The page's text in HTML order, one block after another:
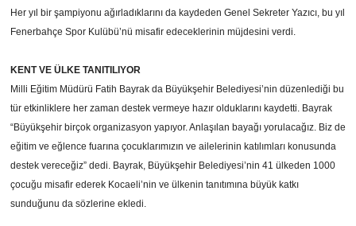
Her yıl bir şampiyonu ağırladıklarını da kaydeden Genel Sekreter Yazıcı, bu yıl
Fenerbahçe Spor Kulübü’nü misafir edeceklerinin müjdesini verdi.
KENT VE ÜLKE TANITILIYOR
Milli Eğitim Müdürü Fatih Bayrak da Büyükşehir Belediyesi’nin düzenlediği bu
tür etkinliklere her zaman destek vermeye hazır olduklarını kaydetti. Bayrak
“Büyükşehir birçok organizasyon yapıyor. Anlaşılan bayağı yorulacağız. Biz de
eğitim ve eğlence fuarına çocuklarımızın ve ailelerinin katılımları konusunda
destek vereceğiz” dedi. Bayrak, Büyükşehir Belediyesi’nin 41 ülkeden 1000
çocuğu misafir ederek Kocaeli’nin ve ülkenin tanıtımına büyük katkı
sunduğunu da sözlerine ekledi.